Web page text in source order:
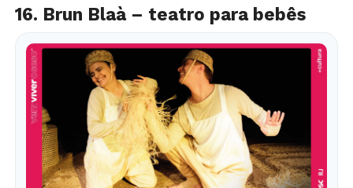
16. Brun Blaà – teatro para bebês